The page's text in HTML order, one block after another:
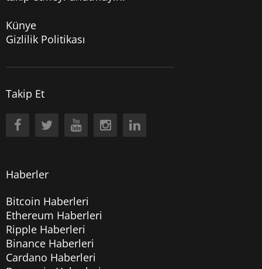
Künye
Gizlilik Politikası
Takip Et
Haberler
Bitcoin Haberleri
Ethereum Haberleri
Ripple Haberleri
Binance Haberleri
Cardano Haberleri